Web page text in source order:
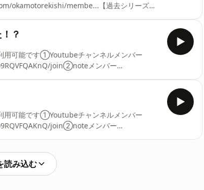
membe...【過去シリーズ再
記 • ざっくり史記 ■古代メソポタミア • 古
■ヒトラーとナチ・ドイツ • ヒトラーとナ
史 • サピエンス全史 ■一話完結シリー
見
？
用可能です①Youtubeチャンネルメンバー
join②noteメンバー
古代民族の興亡
saROvh0b■神聖ローマ帝国
用可能です①Youtubeチャンネルメンバー
join②noteメンバー
saROvh0b■神聖ローマ帝国
読み込む